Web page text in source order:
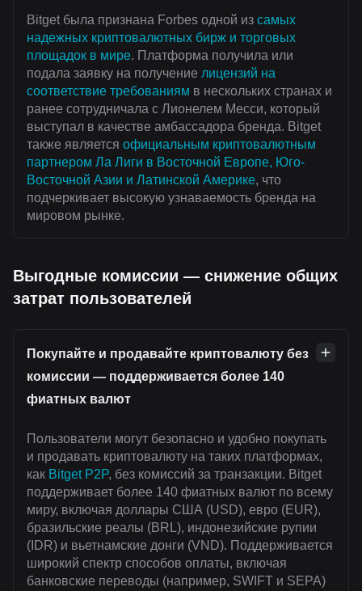
Bitget была признана Forbes одной из самых
надежных криптовалютных бирж и торговых
площадок в мире. Платформа получила или
подала заявку на получение лицензий на
соответствие требованиям в нескольких странах и
ранее сотрудничала с Лионелем Месси, который
выступал в качестве амбассадора бренда. Bitget
также является официальным криптовалютным
партнером Ла Лиги в Восточной Европе, Юго-
Восточной Азии и Латинской Америке, что
подчеркивает высокую узнаваемость бренда на
мировом рынке.
Выгодные комиссии — снижение общих
затрат пользователей
Покупайте и продавайте криптовалюту без
комиссии — поддерживается более 140
фиатных валют
Пользователи могут безопасно и удобно покупать
и продавать криптовалюту на таких платформах,
как Bitget P2P, без комиссий за транзакции. Bitget
поддерживает более 140 фиатных валют по всему
миру, включая доллары США (USD), евро (EUR),
бразильские реалы (BRL), индонезийские рупии
(IDR) и вьетнамские донги (VND). Поддерживается
широкий спектр способов оплаты, включая
банковские переводы (например, SWIFT и SEPA)